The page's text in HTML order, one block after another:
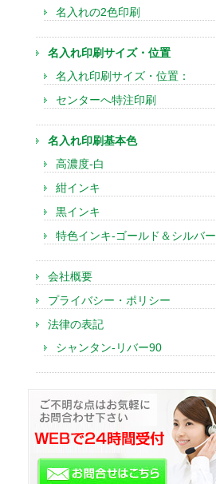
名入れの2色印刷
名入れ印刷サイズ・位置
名入れ印刷サイズ・位置：
センターへ特注印刷
名入れ印刷基本色
高濃度-白
紺インキ
黒インキ
特色インキ-ゴールド＆シルバー
会社概要
プライバシー・ポリシー
法律の表記
シャンタン-リバー90